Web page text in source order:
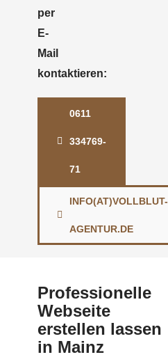
per
E-
Mail
kontaktieren:
0611
334769-
71
INFO(AT)VOLLBLUT-
AGENTUR.DE
Professionelle
Webseite
erstellen lassen
in Mainz